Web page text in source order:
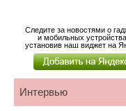
Следите за новостями о
и мобильных
установив наш виджет на
Интервью